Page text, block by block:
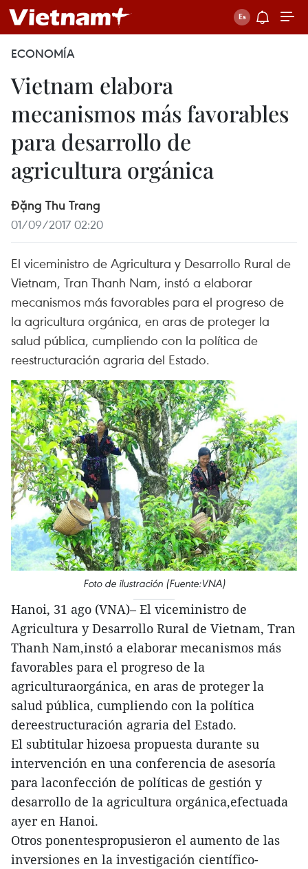
ECONOMÍA
Vietnam elabora
mecanismos más favorables
para desarrollo de
agricultura orgánica
Đặng Thu Trang
01/09/2017 02:20
El viceministro de Agricultura y Desarrollo Rural de
Vietnam, Tran Thanh Nam, instó a elaborar
mecanismos más favorables para el progreso de
la agricultura orgánica, en aras de proteger la
salud pública, cumpliendo con la política de
reestructuración agraria del Estado.
Foto de ilustración (Fuente:VNA)
Hanoi, 31 ago (VNA)– El viceministro de
Agricultura y Desarrollo Rural de Vietnam, Tran
Thanh Nam,instó a elaborar mecanismos más
favorables para el progreso de la
agriculturaorgánica, en aras de proteger la
salud pública, cumpliendo con la política
dereestructuración agraria del Estado.
El subtitular hizoesa propuesta durante su
intervención en una conferencia de asesoría
para laconfección de políticas de gestión y
desarrollo de la agricultura orgánica,efectuada
ayer en Hanoi.
Otros ponentespropusieron el aumento de las
inversiones en la investigación científico-